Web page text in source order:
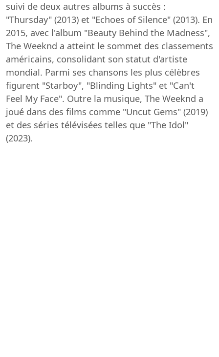
suivi de deux autres albums à succès :
"Thursday" (2013) et "Echoes of Silence" (2013). En
2015, avec l'album "Beauty Behind the Madness",
The Weeknd a atteint le sommet des classements
américains, consolidant son statut d'artiste
mondial. Parmi ses chansons les plus célèbres
figurent "Starboy", "Blinding Lights" et "Can't
Feel My Face". Outre la musique, The Weeknd a
joué dans des films comme "Uncut Gems" (2019)
et des séries télévisées telles que "The Idol"
(2023).